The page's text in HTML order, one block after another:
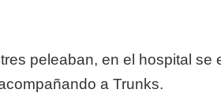
peleaban, en el hospital se
a Trunks.